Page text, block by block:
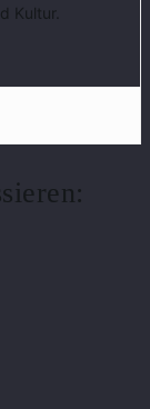
Kultur.